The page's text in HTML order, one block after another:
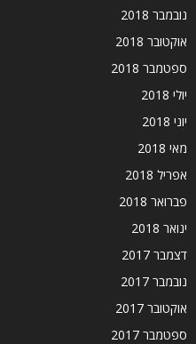
נובמבר 2018
אוקטובר 2018
ספטמבר 2018
יולי 2018
יוני 2018
מאי 2018
אפריל 2018
פברואר 2018
ינואר 2018
דצמבר 2017
נובמבר 2017
אוקטובר 2017
ספטמבר 2017